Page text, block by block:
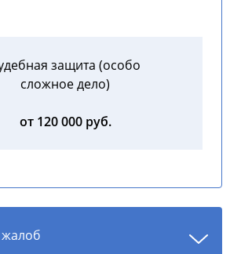
защита (особо
сложное дело)
от 120 000 руб.
жалоб